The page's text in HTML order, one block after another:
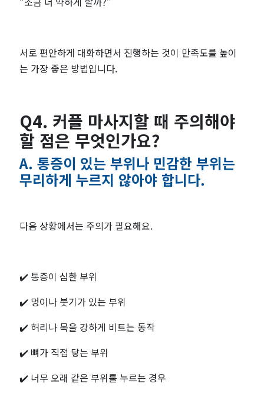
서로 편안하게 대화하면서 진행하는 것이 만족도를 높이
는 가장 좋은 방법입니다.
Q4. 커플 마사지할 때 주의해야
할 점은 무엇인가요?
A. 통증이 있는 부위나 민감한 부위는
무리하게 누르지 않아야 합니다.
다음 상황에서는 주의가 필요해요.
✔️ 통증이 심한 부위
✔️ 멍이나 붓기가 있는 부위
✔️ 허리나 목을 강하게 비트는 동작
✔️ 뼈가 직접 닿는 부위
✔️ 너무 오래 같은 부위를 누르는 경우